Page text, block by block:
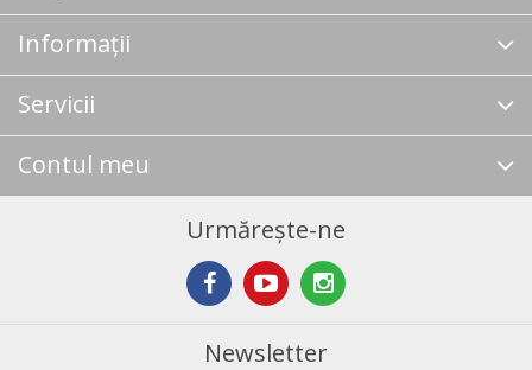
Informații
Servicii
Contul meu
Urmărește-ne
Newsletter